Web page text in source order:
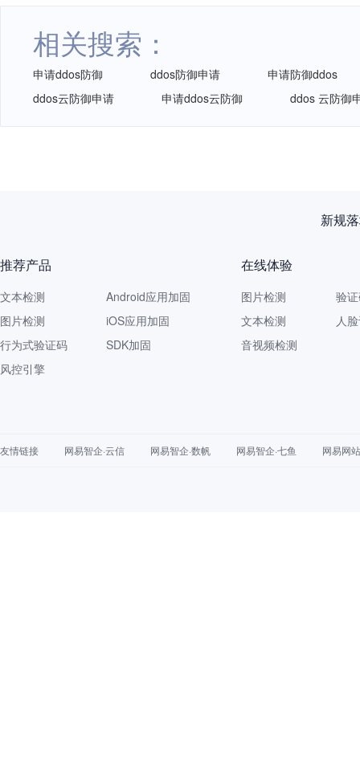
相关搜索：
申请ddos防御 ddos防御申请
申请防御ddos
ddos云防御申请
申请ddos云防御 ddos 云防御
再获
推荐产品
文本检测
图片检测
行为式验证码
风控引擎
Android应用加固
iOS应用加固
SDK加固
在线体验
图片检测
文本检测
音视频检测
验
人
友情链接 网易智企·云信 网易智企·数帆 网易智企·七鱼 网易网